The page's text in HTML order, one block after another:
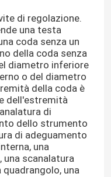
di regolazione.
una testa
coda senza un
della coda senza
diametro inferiore
o del diametro
della coda è
dell'estremità
di
dello strumento
di adeguamento
una
scanalatura
una